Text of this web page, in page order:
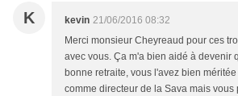
K kevin 21/06/2016 08:32
Merci monsieur Cheyreaud pour ces
avec vous. Ça m'a bien aidé à devenir
bonne retraite, vous l'avez bien
comme directeur de la Sava mais vous